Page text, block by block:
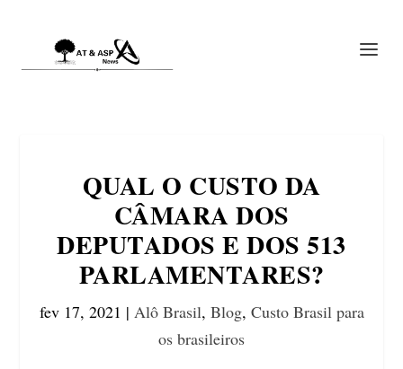
QUAL O CUSTO DA
CÂMARA DOS
DEPUTADOS E DOS 513
PARLAMENTARES?
fev 17, 2021 | Alô Brasil, Blog, Custo Brasil para
os brasileiros